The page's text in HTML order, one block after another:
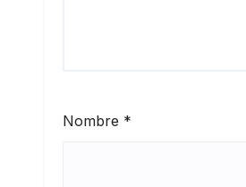
Nombre *